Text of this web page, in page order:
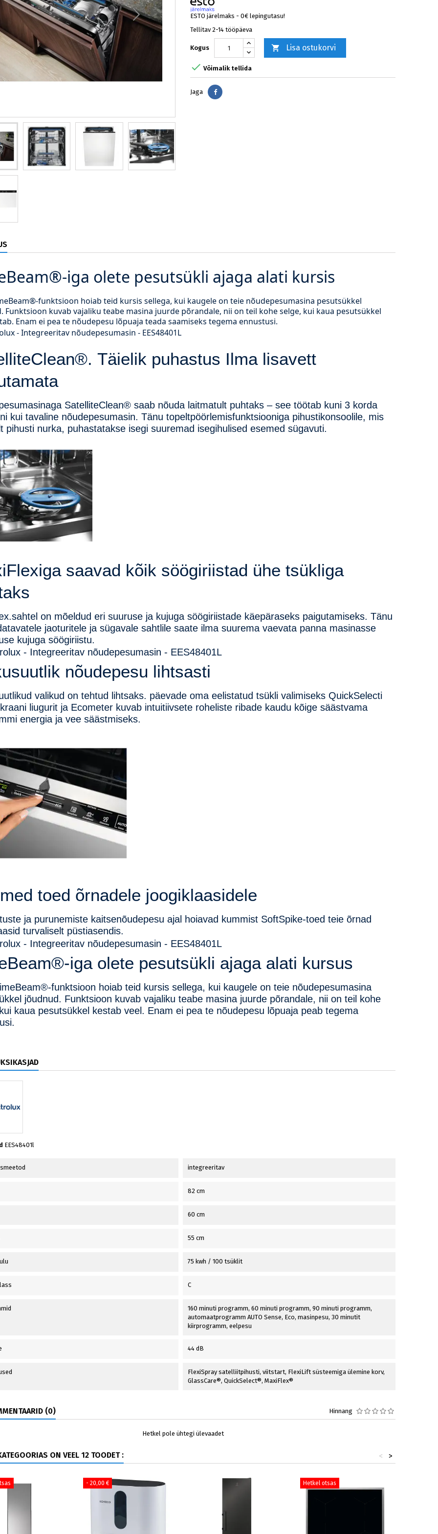
ESTO järelmaks - 0€ lepingutasu!
Tellitav 2-14 tööpäeva
Kogus  Lisa ostukorvi
 Võimalik tellida
Jaga Jaga
iga olete pesutsükli ajaga alati kursis
funktsioon hoiab teid kursis sellega, kui kaugele on teie nõudepesumasina pesutsükkel
Funktsioon kuvab vajaliku teabe masina juurde põrandale, nii on teil kohe selge, kui kaua pesutsükkel
Enam ei pea te nõudepesu lõpuaja teada saamiseks tegema ennustusi.
Täielik puhastus Ilma lisavett
SatelliteClean® saab nõuda laitmatult puhtaks – see töötab kuni 3 korda
kui tavaline nõudepesumasin. Tänu topeltpöörlemisfunktsiooniga pihustikonsoolile, mis
pihusti nurka, puhastatakse isegi suuremad isegihulised esemed sügavuti.
saavad kõik söögiriistad ühe tsükliga
on mõeldud eri suuruse ja kujuga söögiriistade käepäraseks paigutamiseks. Tänu
jaoturitele ja sügavale sahtlile saate ilma suurema vaevata panna masinasse
kujuga söögiriistu.
nõudepesu lihtsasti
valikud on tehtud lihtsaks. päevade oma eelistatud tsükli valimiseks QuickSelecti
liugurit ja Ecometer kuvab intuitiivsete roheliste ribade kaudu kõige säästvama
energia ja vee säästmiseks.
toed õrnadele joogiklaasidele
ja purunemiste kaitsenõudepesu ajal hoiavad kummist SoftSpike-toed teie õrnad
turvaliselt püstiasendis.
iga olete pesutsükli ajaga alati kursus
funktsioon hoiab teid kursis sellega, kui kaugele on teie nõudepesumasina
jõudnud. Funktsioon kuvab vajaliku teabe masina juurde põrandale, nii on teil kohe
kaua pesutsükkel kestab veel. Enam ei pea te nõudepesu lõpuaja peab tegema
EES48401l
integreeritav
82 cm
60 cm
55 cm
75 kwh / 100 tsüklit
C
160 minuti programm, 60 minuti programm, 90 minuti programm,
automaatprogramm AUTO Sense, Eco, masinpesu, 30 minutit
kiirprogramm, eelpesu
44 dB
FlexiSpray satelliitpihusti, viitstart, FlexiLift süsteemiga ülemine korv,
GlassCare®, QuickSelect®, MaxiFlex®
(0) Hinnang
Hetkel pole ühtegi ülevaadet
ON VEEL 12 TOODET : >
<
- 20,00 € Hetkel otsas